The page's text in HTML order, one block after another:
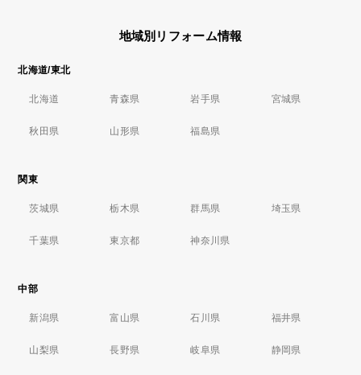
地域別リフォーム情報
北海道/東北
北海道 青森県 岩手県 宮城県
秋田県 山形県 福島県
関東
茨城県 栃木県 群馬県 埼玉県
千葉県 東京都 神奈川県
中部
新潟県 富山県 石川県 福井県
山梨県 長野県 岐阜県 静岡県